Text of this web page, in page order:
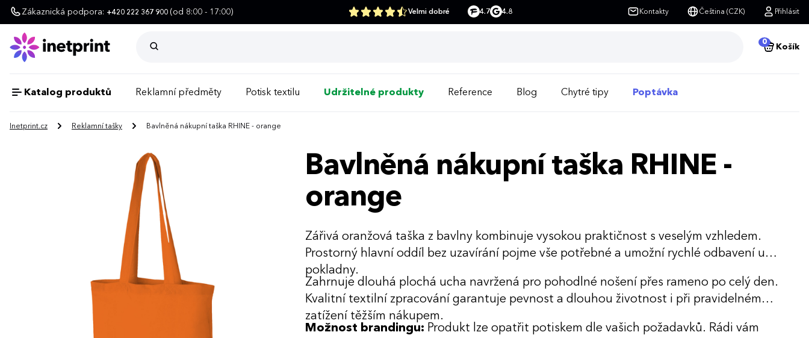
Zákaznická podpora: +420 222 367 900 (od 8:00 - 17:00) Velmi dobré 4.7 4.8 Kontakty Čeština (CZK) Přihlásit
0
Košík
Katalog produktů Reklamní předměty Potisk textilu Udržitelné produkty Reference Blog Chytré tipy Poptávka
Inetprint.cz Reklamní tašky Bavlněná nákupní taška RHINE - orange
Bavlněná nákupní taška RHINE -
orange
Zářivá oranžová taška z bavlny kombinuje vysokou praktičnost s veselým vzhledem.
Prostorný hlavní oddíl bez uzavírání pojme vše potřebné a umožní rychlé odbavení u
pokladny.
Zahrnuje dlouhá plochá ucha navržená pro pohodlné nošení přes rameno po celý den.
Kvalitní textilní zpracování garantuje pevnost a dlouhou životnost i při pravidelném
zatížení těžším nákupem.
Možnost brandingu: Produkt lze opatřit potiskem dle vašich požadavků. Rádi vám